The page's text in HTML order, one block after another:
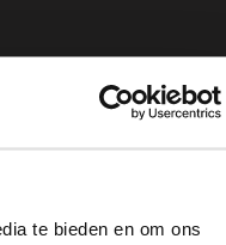
te bieden en om ons